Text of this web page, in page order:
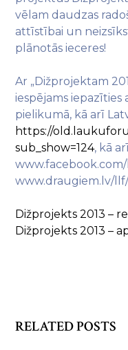
vēlam daudzas
attīstībai un
plānotās ieceres!
Ar „Dižprojektam
iespējams
pielikumā, kā arī
https://
sub_show=124, kā
www.draugiem.lv/
Dižprojekts 2013 –
Dižprojekts 2013 –
RELATED POSTS